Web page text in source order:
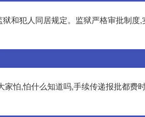
和犯人同居规定。监狱严格审批制度,
怕,怕什么知道吗,手续传递报批都费